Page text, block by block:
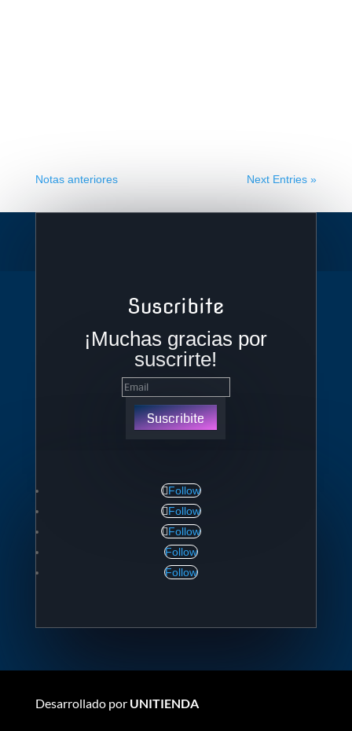
Notas anteriores Next Entries »
Suscribite
¡Muchas gracias por
suscrirte!
Suscribite
Follow
Follow
Follow
Follow
Follow
Desarrollado por UNITIENDA